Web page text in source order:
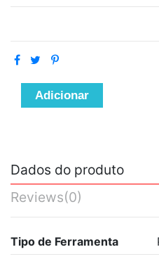
Adicionar
Dados do produto
Reviews(0)
Tipo de Ferramenta